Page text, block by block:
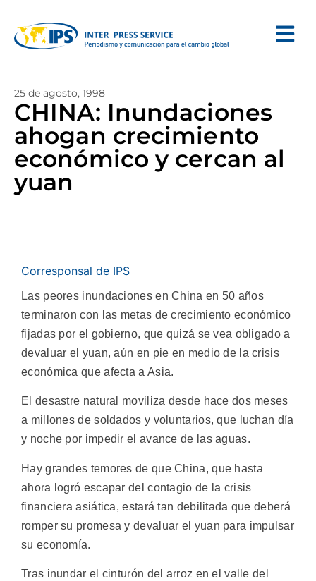
25 de agosto, 1998
CHINA: Inundaciones
ahogan crecimiento
económico y cercan al
yuan
Corresponsal de IPS
Las peores inundaciones en China en 50 años
terminaron con las metas de crecimiento económico
fijadas por el gobierno, que quizá se vea obligado a
devaluar el yuan, aún en pie en medio de la crisis
económica que afecta a Asia.
El desastre natural moviliza desde hace dos meses
a millones de soldados y voluntarios, que luchan día
y noche por impedir el avance de las aguas.
Hay grandes temores de que China, que hasta
ahora logró escapar del contagio de la crisis
financiera asiática, estará tan debilitada que deberá
romper su promesa y devaluar el yuan para impulsar
su economía.
Tras inundar el cinturón del arroz en el valle del